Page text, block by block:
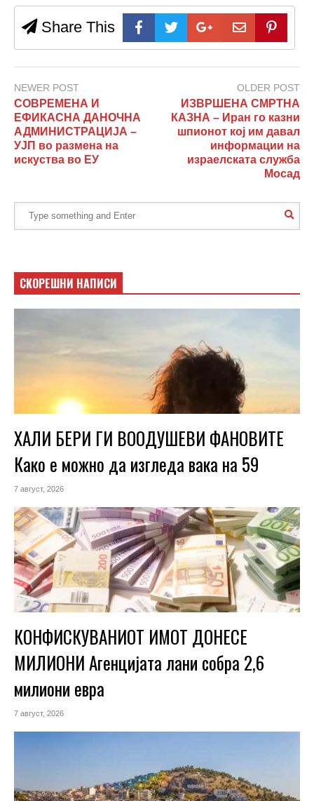
Share This
NEWER POST
СОВРЕМЕНА И
ЕФИКАСНА ДАНОЧНА
АДМИНИСТРАЦИЈА –
УЈП во размена на
искуства во ЕУ
OLDER POST
ИЗВРШЕНА СМРТНА
КАЗНА – Иран го казни
шпионот кој им давал
информации на
израелската служба
Мосад
СКОРЕШНИ НАПИСИ
ХАЛИ БЕРИ ГИ ВООДУШЕВИ ФАНОВИТЕ
Како е можно да изгледа вака на 59
7 август, 2026
КОНФИСКУВАНИОТ ИМОТ ДОНЕСЕ
МИЛИОНИ Агенцијата лани собра 2,6
милиони евра
7 август, 2026